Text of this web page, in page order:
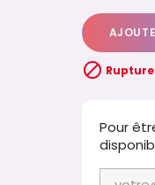

Pour